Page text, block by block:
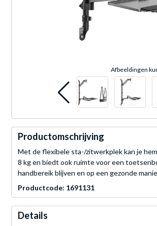
Afbeeldingen
Productomschrijving
Met de flexibele sta-/zitwerkplek kan je
8 kg en biedt ook ruimte voor een
handbereik blijven en op een gezonde
Productcode: 1691131
Details